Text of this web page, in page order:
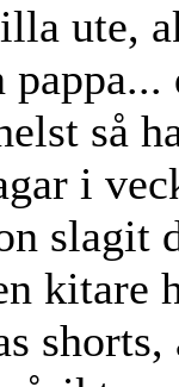
ute,
så
i
slagit
kitare